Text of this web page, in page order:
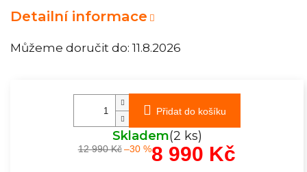
Můžeme doručit do: 11.8.2026
Detailní informace
Přidat do košíku
Skladem(2 ks)
12 990 Kč –30 %8 990 Kč